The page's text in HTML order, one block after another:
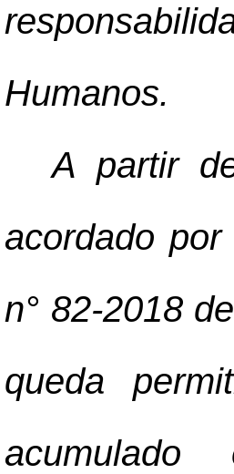
Humanos.
A partir
acordado
n° 82-2018
queda
acumulado